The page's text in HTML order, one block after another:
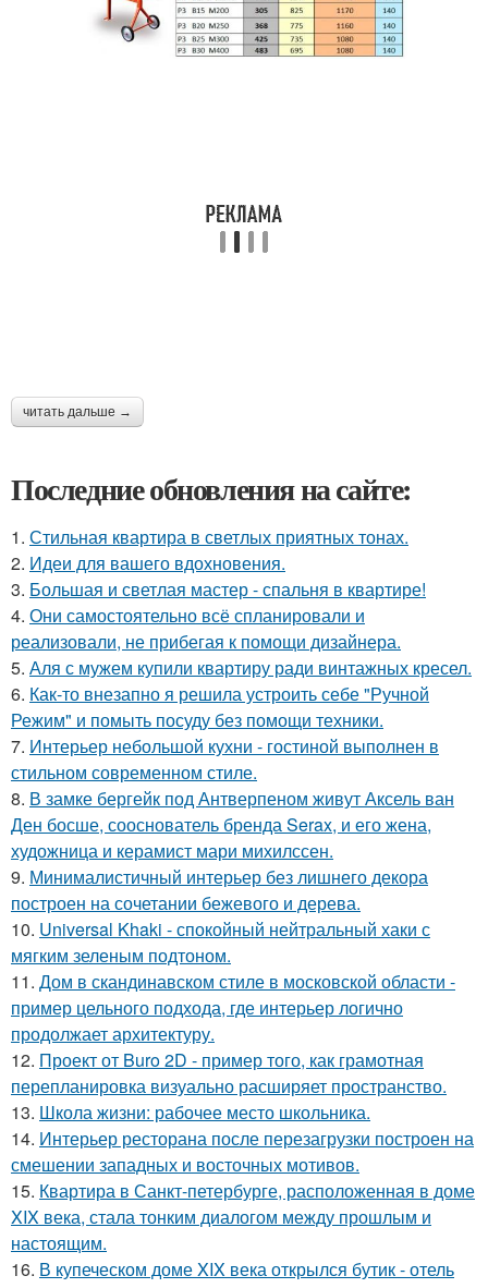
читать дальше →
Последние обновления на сайте:
1. Стильная квартира в светлых приятных тонах.
2. Идеи для вашего вдохновения.
3. Большая и светлая мастер - спальня в квартире!
4. Они самостоятельно всё спланировали и
реализовали, не прибегая к помощи дизайнера.
5. Аля с мужем купили квартиру ради винтажных кресел.
6. Как-то внезапно я решила устроить себе "Ручной
Режим" и помыть посуду без помощи техники.
7. Интерьер небольшой кухни - гостиной выполнен в
стильном современном стиле.
8. В замке бергейк под Антверпеном живут Аксель ван
Ден босше, сооснователь бренда Serax, и его жена,
художница и керамист мари михилссен.
9. Минималистичный интерьер без лишнего декора
построен на сочетании бежевого и дерева.
10. Universal Khaki - спокойный нейтральный хаки с
мягким зеленым подтоном.
11. Дом в скандинавском стиле в московской области -
пример цельного подхода, где интерьер логично
продолжает архитектуру.
12. Проект от Buro 2D - пример того, как грамотная
перепланировка визуально расширяет пространство.
13. Школа жизни: рабочее место школьника.
14. Интерьер ресторана после перезагрузки построен на
смешении западных и восточных мотивов.
15. Квартира в Санкт-петербурге, расположенная в доме
XIX века, стала тонким диалогом между прошлым и
настоящим.
16. В купеческом доме XIX века открылся бутик - отель